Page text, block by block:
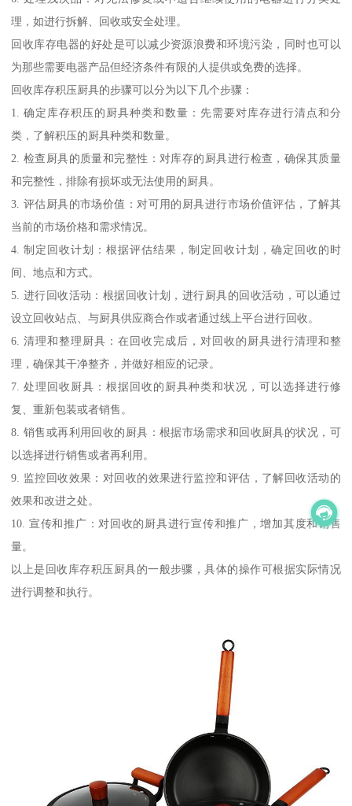
理，如进行拆解、回收或安全处理。
回收库存电器的好处是可以减少资源浪费和环境污染，同时也可以
为那些需要电器产品但经济条件有限的人提供或免费的选择。
回收库存积压厨具的步骤可以分为以下几个步骤：
1. 确定库存积压的厨具种类和数量：先需要对库存进行清点和分
类，了解积压的厨具种类和数量。
2. 检查厨具的质量和完整性：对库存的厨具进行检查，确保其质量
和完整性，排除有损坏或无法使用的厨具。
3. 评估厨具的市场价值：对可用的厨具进行市场价值评估，了解其
当前的市场价格和需求情况。
4. 制定回收计划：根据评估结果，制定回收计划，确定回收的时
间、地点和方式。
5. 进行回收活动：根据回收计划，进行厨具的回收活动，可以通过
设立回收站点、与厨具供应商合作或者通过线上平台进行回收。
6. 清理和整理厨具：在回收完成后，对回收的厨具进行清理和整
理，确保其干净整齐，并做好相应的记录。
7. 处理回收厨具：根据回收的厨具种类和状况，可以选择进行修
复、重新包装或者销售。
8. 销售或再利用回收的厨具：根据市场需求和回收厨具的状况，可
以选择进行销售或者再利用。
9. 监控回收效果：对回收的效果进行监控和评估，了解回收活动的
效果和改进之处。
10. 宣传和推广：对回收的厨具进行宣传和推广，增加其度和销售
量。
以上是回收库存积压厨具的一般步骤，具体的操作可根据实际情况
进行调整和执行。